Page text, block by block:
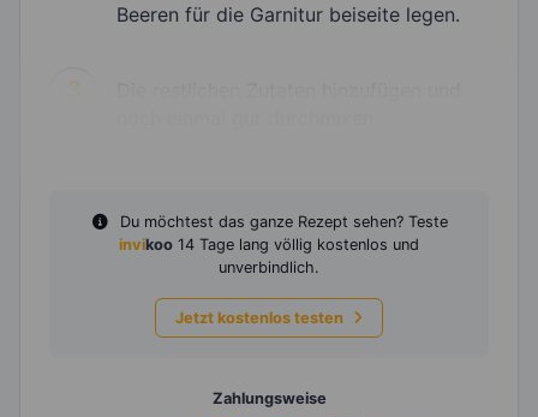
Beeren für die Garnitur beiseite legen.
Du möchtest das ganze Rezept sehen? Teste
invikoo 14 Tage lang völlig kostenlos und
unverbindlich.
Jetzt kostenlos testen
Zahlungsweise